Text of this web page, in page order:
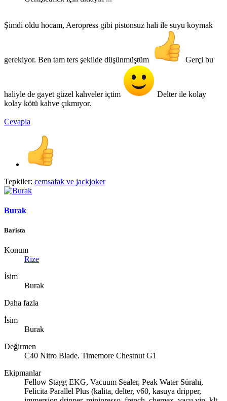
Şimdi oldu hocam, Aeropress gibi pistonsuz hali ile suyu koymak
gerekiyor. Ben tam ters şekilde düşünmüştüm Gerçi bu
haliyle de gayet güzel kahveler içtim
Delter ile kolay
kolay kötü kahve çıkmıyor.
Cevapla
Tepkiler: cemsafak ve jackjoker
Burak
Barista
Konum
Rize
İsim
Burak
Daha fazla
İsim
Burak
Değirmen
C40 Nitro Blade. Timemore Chestnut G1
Ekipmanlar
Fellow Stagg EKG, Vacuum Sealer, Peak Water Sürahi,
Felicita Parallel Plus (kalita, delter, v60, kasuya dripper,